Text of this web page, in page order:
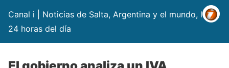
Canal i | Noticias de Salta, Argentina y el mundo, las
24 horas del día